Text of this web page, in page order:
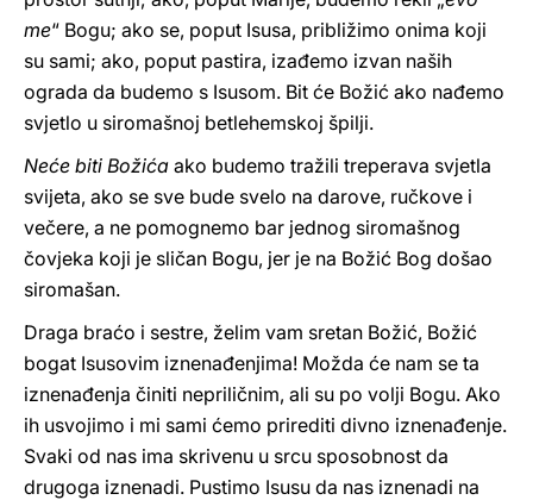
me“ Bogu; ako se, poput Isusa, približimo onima koji
su sami; ako, poput pastira, izađemo izvan naših
ograda da budemo s Isusom. Bit će Božić ako nađemo
svjetlo u siromašnoj betlehemskoj špilji.
Neće biti Božića ako budemo tražili treperava svjetla
svijeta, ako se sve bude svelo na darove, ručkove i
večere, a ne pomognemo bar jednog siromašnog
čovjeka koji je sličan Bogu, jer je na Božić Bog došao
siromašan.
Draga braćo i sestre, želim vam sretan Božić, Božić
bogat Isusovim iznenađenjima! Možda će nam se ta
iznenađenja činiti nepriličnim, ali su po volji Bogu. Ako
ih usvojimo i mi sami ćemo prirediti divno iznenađenje.
Svaki od nas ima skrivenu u srcu sposobnost da
drugoga iznenadi. Pustimo Isusu da nas iznenadi na